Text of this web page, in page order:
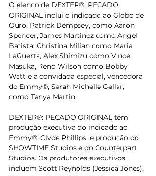
O elenco de DEXTER®: PECADO
ORIGINAL inclui o indicado ao Globo de
Ouro, Patrick Dempsey, como Aaron
Spencer, James Martinez como Angel
Batista, Christina Milian como Maria
LaGuerta, Alex Shimizu como Vince
Masuka, Reno Wilson como Bobby
Watt e a convidada especial, vencedora
do Emmy®, Sarah Michelle Gellar,
como Tanya Martin.
DEXTER®: PECADO ORIGINAL tem
produção executiva do indicado ao
Emmy®, Clyde Phillips, e produção do
SHOWTIME Studios e do Counterpart
Studios. Os produtores executivos
incluem Scott Reynolds (Jessica Jones),